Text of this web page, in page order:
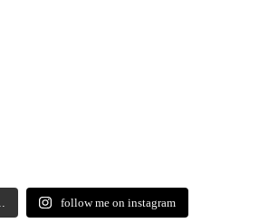
follow me on instagram